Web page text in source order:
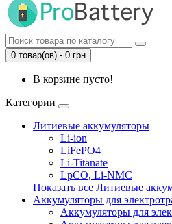
0 товар(ов) - 0 грн
В корзине пусто!
Категории
Литиевые аккумуляторы
Li-ion
LiFePO4
Li-Titanate
LpCO, Li-NMC
Показать все Литиевые
Аккумуляторы для
Аккумуляторы для